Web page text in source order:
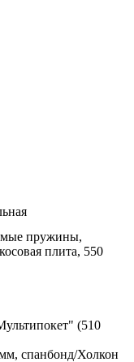
пружины,
плита, 550
(510
спанбонд/Холкон